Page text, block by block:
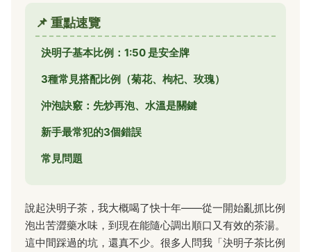
📌 重點速覽
決明子基本比例：1:50 是安全牌
3種常見搭配比例（菊花、枸杞、玫瑰）
沖泡訣竅：先炒再泡、水溫是關鍵
新手最常犯的3個錯誤
常見問題
說起決明子茶，我大概喝了快十年——從一開始亂抓比例
泡出苦澀藥水味，到現在能隨心調出順口又有效的茶湯。
這中間踩過的坑，還真不少。很多人問我「決明子茶比例